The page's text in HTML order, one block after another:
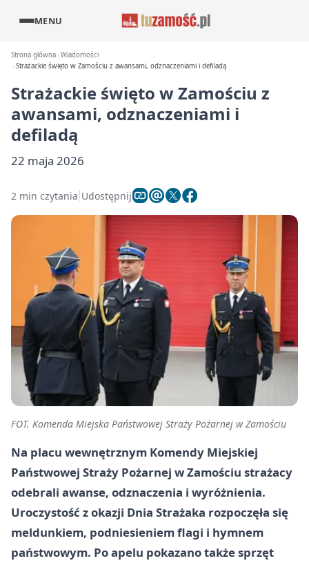
MENU
Strona główna Wiadomości
Strażackie święto w Zamościu z awansami, odznaczeniami i defiladą
Strażackie święto w Zamościu z
awansami, odznaczeniami i
defiladą
22 maja 2026
2 min czytania Udostępnij
FOT. Komenda Miejska Państwowej Straży Pożarnej w Zamościu
Na placu wewnętrznym Komendy Miejskiej
Państwowej Straży Pożarnej w Zamościu strażacy
odebrali awanse, odznaczenia i wyróżnienia.
Uroczystość z okazji Dnia Strażaka rozpoczęła się
meldunkiem, podniesieniem flagi i hymnem
państwowym. Po apelu pokazano także sprzęt